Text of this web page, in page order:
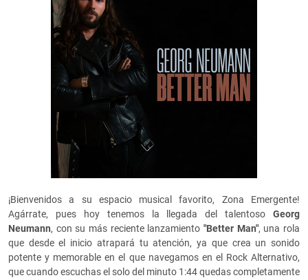
¡Bienvenidos a su espacio musical favorito, Zona Emergente!
Agárrate, pues hoy tenemos la llegada del talentoso Georg
Neumann, con su más reciente lanzamiento "Better Man", una rola
que desde el inicio atrapará tu atención, ya que crea un sonido
potente y memorable en el que navegamos en el Rock Alternativo,
que cuando escuchas el solo del minuto 1:44 quedas completamente